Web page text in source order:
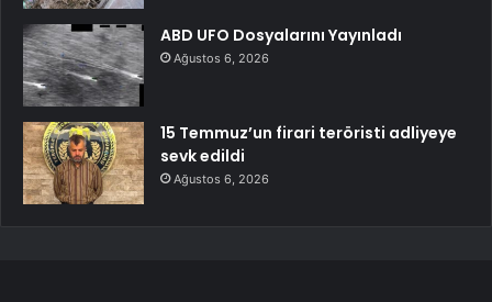
ABD UFO Dosyalarını Yayınladı
Ağustos 6, 2026
15 Temmuz’un firari teröristi adliyeye
sevk edildi
Ağustos 6, 2026